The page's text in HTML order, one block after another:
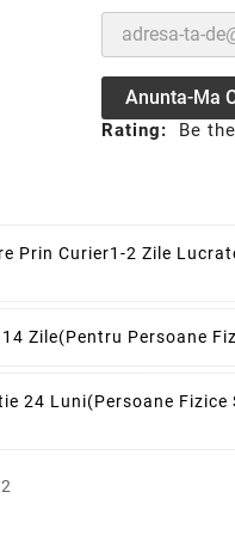
Anunta-Ma
Rating: Be
Prin Curier1-2 Zile
Zile(pentru Persoane
24 Luni(persoane Fizice